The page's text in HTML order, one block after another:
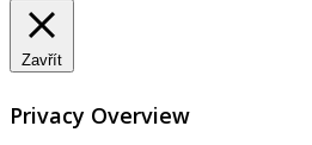
Zavřít
Privacy Overview